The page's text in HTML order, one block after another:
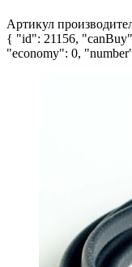
Артикул
{ "id": 21156,
"economy": 0,